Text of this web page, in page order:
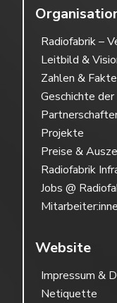
Radiofabrik –
Leitbild &
Zahlen &
Geschichte
Projekte
Preise &
Radiofabrik
Jobs @
Website
Impressum &
Netiquette